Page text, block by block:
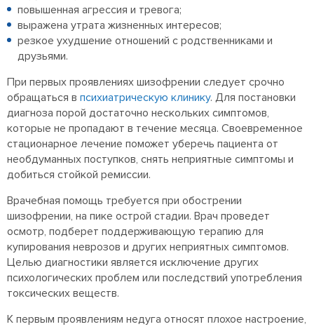
повышенная агрессия и тревога;
выражена утрата жизненных интересов;
резкое ухудшение отношений с родственниками и
друзьями.
При первых проявлениях шизофрении следует срочно
обращаться в психиатрическую клинику. Для постановки
диагноза порой достаточно нескольких симптомов,
которые не пропадают в течение месяца. Своевременное
стационарное лечение поможет уберечь пациента от
необдуманных поступков, снять неприятные симптомы и
добиться стойкой ремиссии.
Врачебная помощь требуется при обострении
шизофрении, на пике острой стадии. Врач проведет
осмотр, подберет поддерживающую терапию для
купирования неврозов и других неприятных симптомов.
Целью диагностики является исключение других
психологических проблем или последствий употребления
токсических веществ.
К первым проявлениям недуга относят плохое настроение,